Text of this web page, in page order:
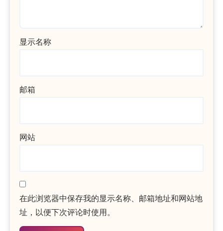
显示名称
邮箱
网站
在此浏览器中保存我的显示名称、邮箱地址和网站地
址，以便下次评论时使用。